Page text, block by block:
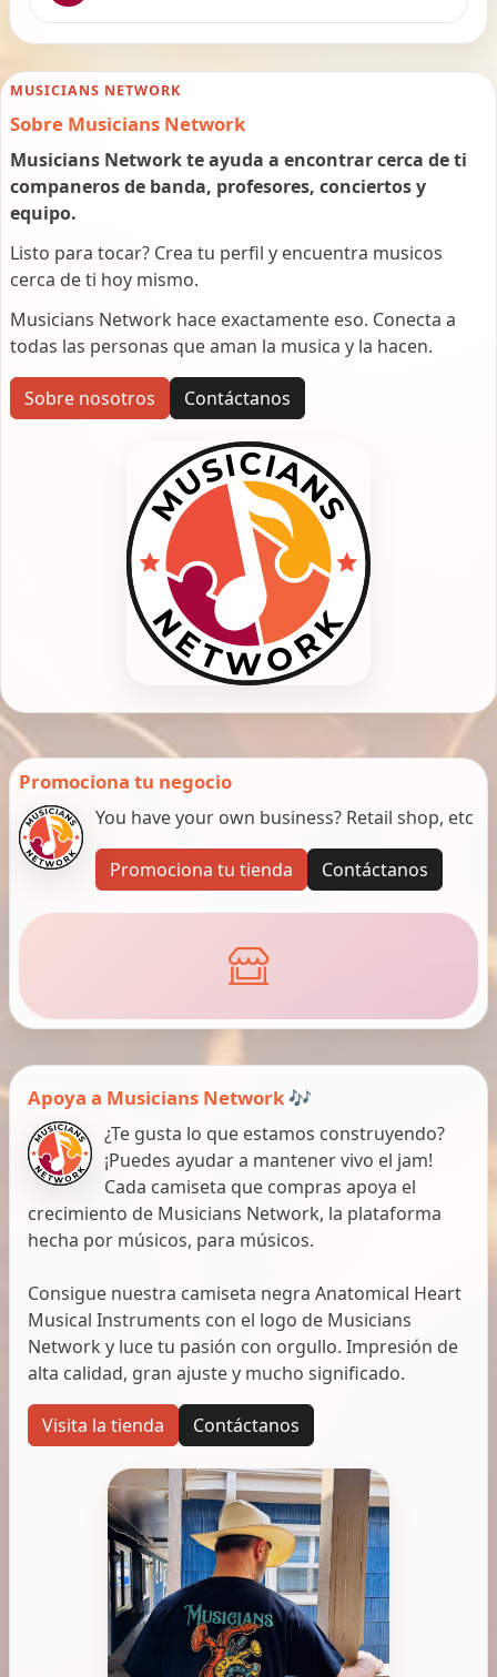
MUSICIANS NETWORK
Sobre Musicians Network
Musicians Network te ayuda a encontrar cerca de ti
companeros de banda, profesores, conciertos y
equipo.
Listo para tocar? Crea tu perfil y encuentra musicos
cerca de ti hoy mismo.
Musicians Network hace exactamente eso. Conecta a
todas las personas que aman la musica y la hacen.
Sobre nosotros Contáctanos
Promociona tu negocio
You have your own business? Retail shop, etc
Promociona tu tienda Contáctanos
Apoya a Musicians Network 🎶
¿Te gusta lo que estamos construyendo?
¡Puedes ayudar a mantener vivo el jam!
Cada camiseta que compras apoya el
crecimiento de Musicians Network, la plataforma
hecha por músicos, para músicos.
Consigue nuestra camiseta negra Anatomical Heart
Musical Instruments con el logo de Musicians
Network y luce tu pasión con orgullo. Impresión de
alta calidad, gran ajuste y mucho significado.
Visita la tienda Contáctanos